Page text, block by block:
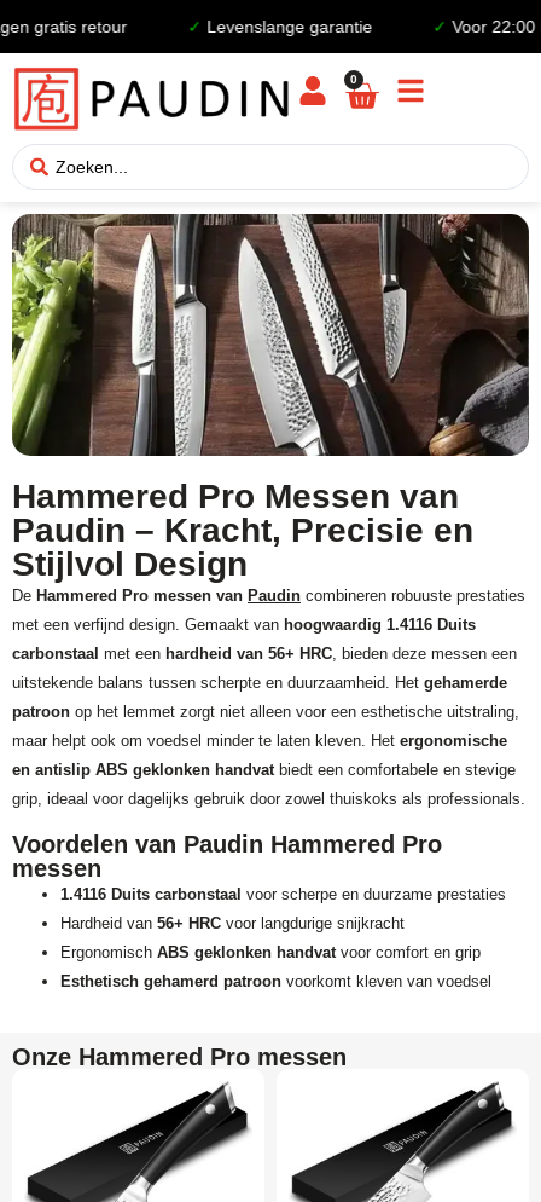
gratis retour Levenslange garantie Voor 22:00
0
Hammered Pro Messen van
Paudin – Kracht, Precisie en
Stijlvol Design
De Hammered Pro messen van Paudin combineren robuuste prestaties
met een verfijnd design. Gemaakt van hoogwaardig 1.4116 Duits
carbonstaal met een hardheid van 56+ HRC, bieden deze messen een
uitstekende balans tussen scherpte en duurzaamheid. Het gehamerde
patroon op het lemmet zorgt niet alleen voor een esthetische uitstraling,
maar helpt ook om voedsel minder te laten kleven. Het ergonomische
en antislip ABS geklonken handvatbiedt een comfortabele en stevige
grip, ideaal voor dagelijks gebruik door zowel thuiskoks als professionals.
Voordelen van Paudin Hammered Pro
messen
1.4116 Duits carbonstaal voor scherpe en duurzame prestaties
Hardheid van 56+ HRC voor langdurige snijkracht
Ergonomisch ABS geklonken handvat voor comfort en grip
Esthetisch gehamerd patroon voorkomt kleven van voedsel
Onze Hammered Pro messen